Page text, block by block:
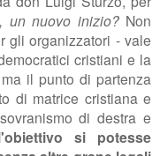
un nuovo inizio?Non
gli organizzatori - vale
cristiani e la
il punto di partenza
di matrice cristiana e
di destra e
si potesse